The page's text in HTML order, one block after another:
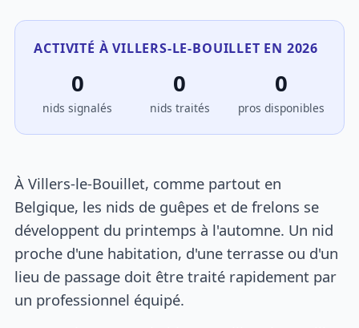
ACTIVITÉ À VILLERS-LE-BOUILLET EN 2026
0
nids signalés
0
nids traités
0
pros disponibles
À Villers-le-Bouillet, comme partout en
Belgique, les nids de guêpes et de frelons se
développent du printemps à l'automne. Un nid
proche d'une habitation, d'une terrasse ou d'un
lieu de passage doit être traité rapidement par
un professionnel équipé.